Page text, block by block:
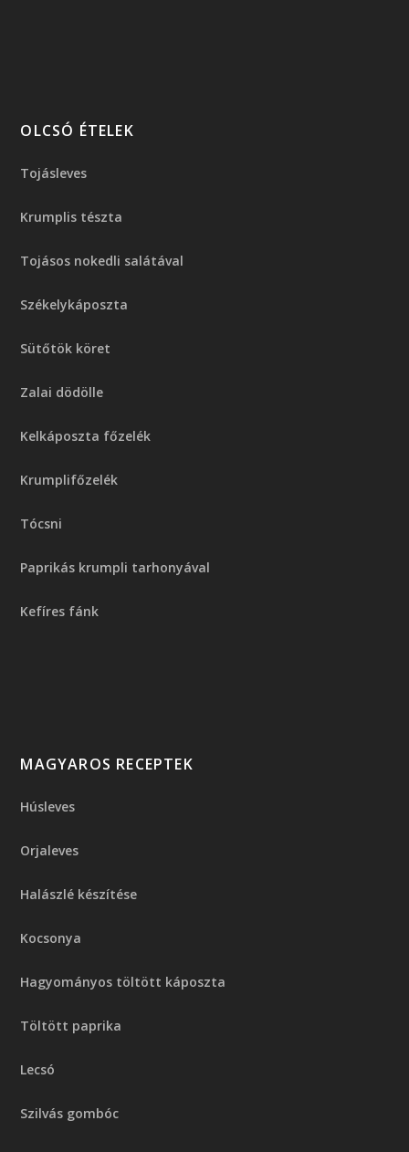
OLCSÓ ÉTELEK
Tojásleves
Krumplis tészta
Tojásos nokedli salátával
Székelykáposzta
Sütőtök köret
Zalai dödölle
Kelkáposzta főzelék
Krumplifőzelék
Tócsni
Paprikás krumpli tarhonyával
Kefíres fánk
MAGYAROS RECEPTEK
Húsleves
Orjaleves
Halászlé készítése
Kocsonya
Hagyományos töltött káposzta
Töltött paprika
Lecsó
Szilvás gombóc